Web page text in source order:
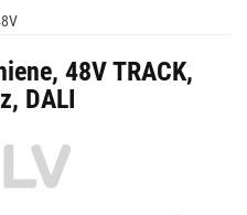
48V TRACK,
DALI